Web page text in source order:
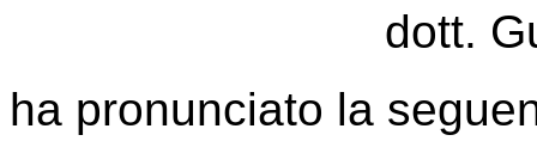
dott.
ha pronunciato la